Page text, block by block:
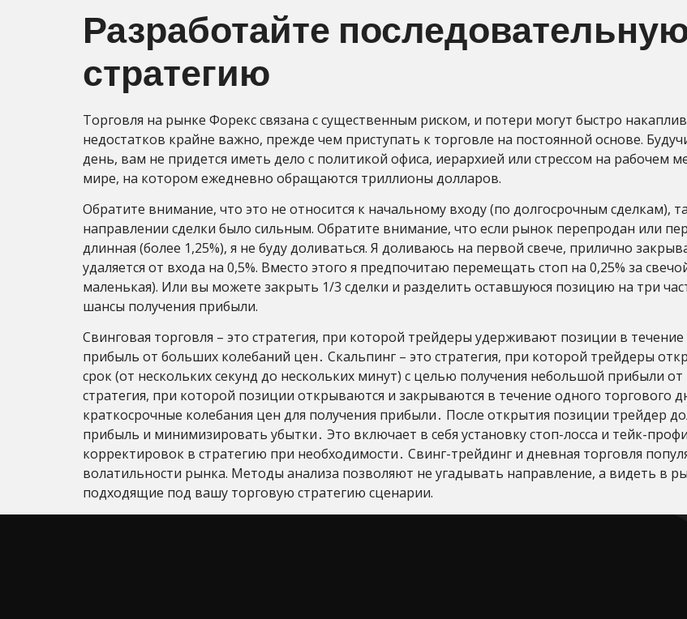
Разработайте
стратегию
Торговля на рынке Форекс связана с существенным риском, и потери могут быстро
недостатков крайне важно, прежде чем приступать к торговле на постоянной основе.
день, вам не придется иметь дело с политикой офиса, иерархией или стрессом на рабочем
мире, на котором ежедневно обращаются триллионы долларов.
Обратите внимание, что это не относится к начальному входу (по долгосрочным сделкам),
направлении сделки было сильным. Обратите внимание, что если рынок перепродан или
длинная (более 1,25%), я не буду доливаться. Я доливаюсь на первой свече, прилично
удаляется от входа на 0,5%. Вместо этого я предпочитаю перемещать стоп на 0,25% за
маленькая). Или вы можете закрыть 1/3 сделки и разделить оставшуюся позицию на три
шансы получения прибыли.
Свинговая торговля – это стратегия, при которой трейдеры удерживают позиции в
прибыль от больших колебаний цен․ Скальпинг – это стратегия, при которой трейдеры
срок (от нескольких секунд до нескольких минут) с целью получения небольшой прибыли
стратегия, при которой позиции открываются и закрываются в течение одного торгового
краткосрочные колебания цен для получения прибыли․ После открытия позиции трейдер
прибыль и минимизировать убытки․ Это включает в себя установку стоп-лосса и тейк-
корректировок в стратегию при необходимости․ Свинг-трейдинг и дневная торговля
волатильности рынка. Методы анализа позволяют не угадывать направление, а видеть в
подходящие под вашу торговую стратегию сценарии.